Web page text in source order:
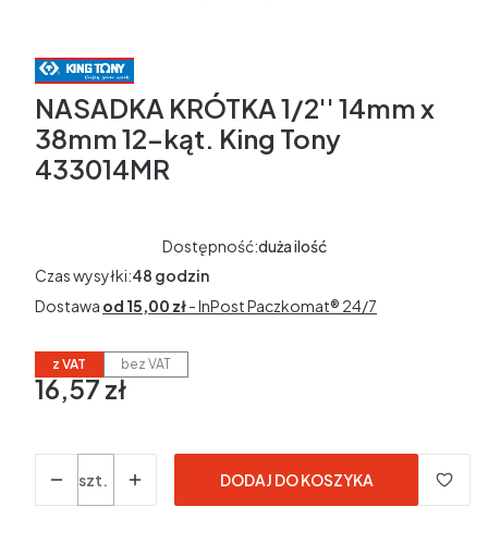
NASADKA KRÓTKA 1/2'' 14mm x
38mm 12-kąt. King Tony
433014MR
Dostępność:duża ilość
Czas wysyłki:48 godzin
Dostawa od 15,00 zł- InPost Paczkomat® 24/7
z VAT bez VAT
Cena
16,57 zł
w tym 23% VAT
w tym
szt.
DODAJ DO KOSZYKA